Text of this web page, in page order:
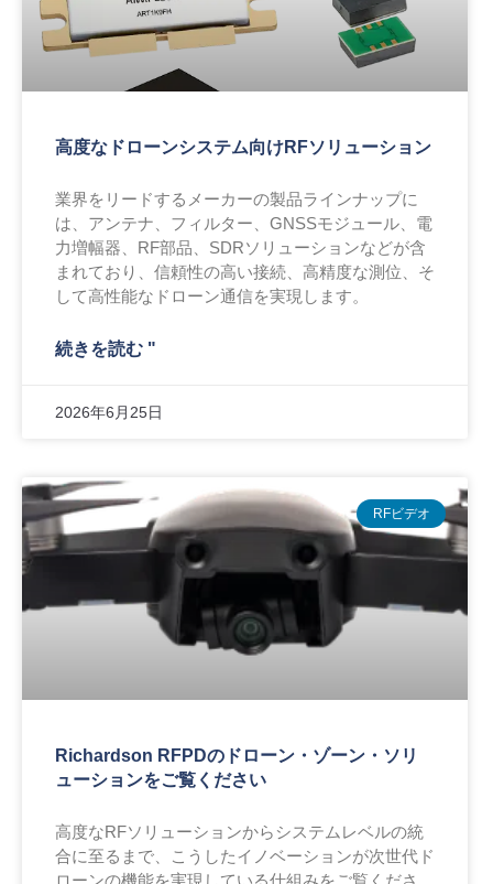
高度なドローンシステム向けRFソリューション
業界をリードするメーカーの製品ラインナップに
は、アンテナ、フィルター、GNSSモジュール、電
力増幅器、RF部品、SDRソリューションなどが含
まれており、信頼性の高い接続、高精度な測位、そ
して高性能なドローン通信を実現します。
続きを読む "
2026年6月25日
RFビデオ
Richardson RFPDのドローン・ゾーン・ソリ
ューションをご覧ください
高度なRFソリューションからシステムレベルの統
合に至るまで、こうしたイノベーションが次世代ド